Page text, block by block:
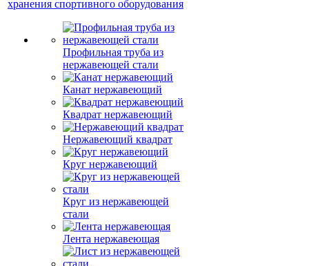
хранения спортивного оборудования
Профильная труба из
нержавеющей стали
Канат нержавеющий
Квадрат нержавеющий
Нержавеющий квадрат
Круг нержавеющий
Круг из нержавеющей
стали
Лента нержавеющая